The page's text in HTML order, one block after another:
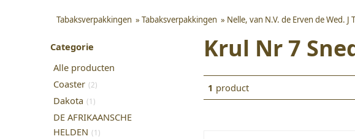
Tabaksverpakkingen » Tabaksverpakkingen » Nelle, van N.V. de Erven de Wed.
Categorie
Alle producten
Coaster (2)
Dakota (1)
DE AFRIKAANSCHE
HELDEN (1)
Krul Nr 7
1 product